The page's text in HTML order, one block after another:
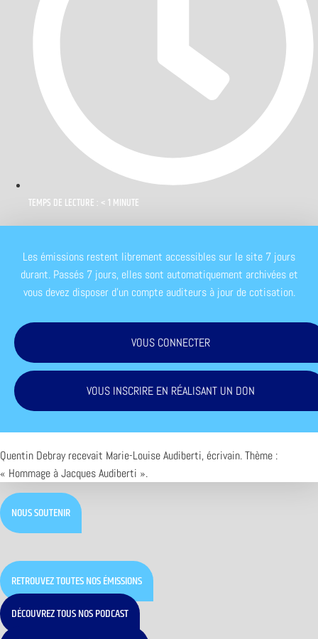
TEMPS DE LECTURE : < 1 MINUTE
Les émissions restent librement accessibles sur le site 7 jours
durant. Passés 7 jours, elles sont automatiquement archivées et
vous devez disposer d'un compte auditeurs à jour de cotisation.
VOUS CONNECTER
VOUS INSCRIRE EN RÉALISANT UN DON
Quentin Debray recevait Marie-Louise Audiberti, écrivain. Thème :
« Hommage à Jacques Audiberti ».
NOUS SOUTENIR
RETROUVEZ TOUTES NOS ÉMISSIONS
DÉCOUVREZ TOUS NOS PODCAST